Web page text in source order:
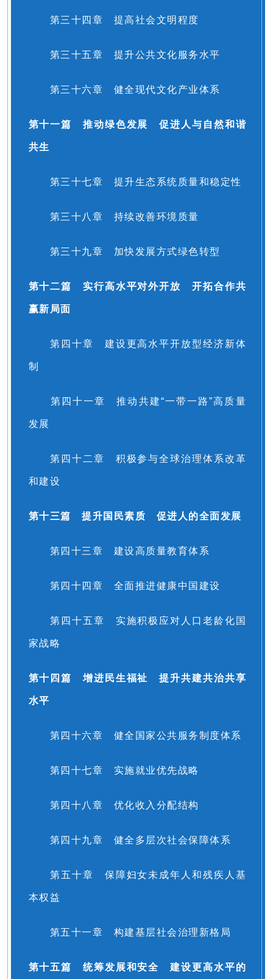
第三十四章 提高社会文明程度
第三十五章 提升公共文化服务水平
第三十六章 健全现代文化产业体系
第十一篇 推动绿色发展 促进人与自然和谐
共生
第三十七章 提升生态系统质量和稳定性
第三十八章 持续改善环境质量
第三十九章 加快发展方式绿色转型
第十二篇 实行高水平对外开放 开拓合作共
赢新局面
第四十章 建设更高水平开放型经济新体
制
第四十一章 推动共建“一带一路”高质量
发展
第四十二章 积极参与全球治理体系改革
和建设
第十三篇 提升国民素质 促进人的全面发展
第四十三章 建设高质量教育体系
第四十四章 全面推进健康中国建设
第四十五章 实施积极应对人口老龄化国
家战略
第十四篇 增进民生福祉 提升共建共治共享
水平
第四十六章 健全国家公共服务制度体系
第四十七章 实施就业优先战略
第四十八章 优化收入分配结构
第四十九章 健全多层次社会保障体系
第五十章 保障妇女未成年人和残疾人基
本权益
第五十一章 构建基层社会治理新格局
第十五篇 统筹发展和安全 建设更高水平的